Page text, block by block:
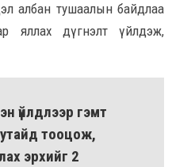
албан тушаалын байдлаа
яллах дүгнэлт үйлдэж,
үйлдлээр гэмт
тооцож,
эрхийг 2